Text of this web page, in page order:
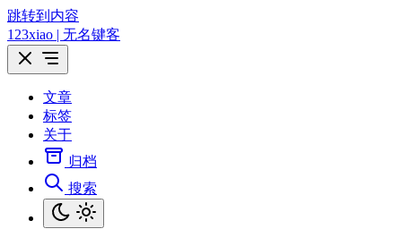
跳转到内容
123xiao | 无名键客
文章
标签
关于
归档
搜索